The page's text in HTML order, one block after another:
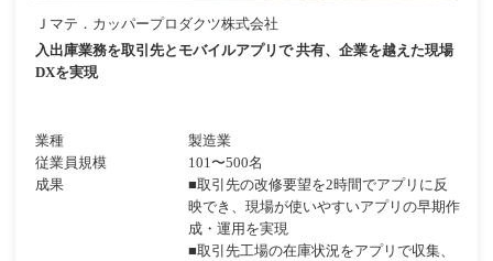
Ｊマテ．カッパープロダクツ株式会社
入出庫業務を取引先とモバイルアプリで 共有、企業を越えた現場
DXを実現
業種
製造業
従業員規模
101〜500名
成果
■取引先の改修要望を2時間でアプリに反
映でき、現場が使いやすいアプリの早期作
成・運用を実現
■取引先工場の在庫状況をアプリで収集、